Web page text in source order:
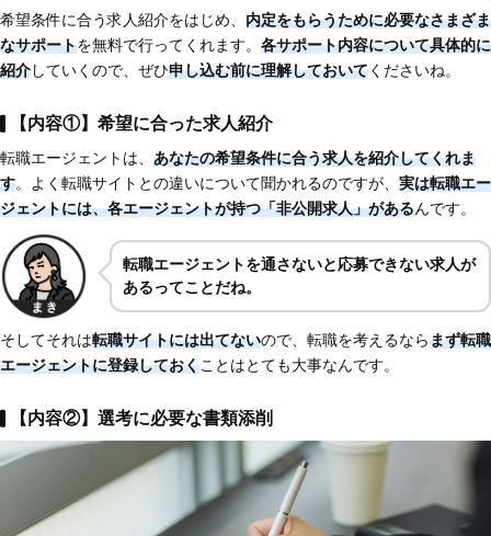
希望条件に合う求人紹介をはじめ、 内定をもらうために必要なさまざま
なサポートを無料で行ってくれます。 各サポート内容について具体的に
紹介していくので、ぜひ申し込む前に理解しておいてくださいね。
【内容①】希望に合った求人紹介
転職エージェントは、 あなたの希望条件に合う求人を紹介してくれま
す。よく転職サイトとの違いについて聞かれるのですが、 実は転職エー
ジェントには、各エージェントが持つ「非公開求人」があるんです。
転職エージェントを通さないと応募できない求人が
あるってことだね。
そしてそれは転職サイトには出てないので、転職を考えるならまず転職
エージェントに登録しておくことはとても大事なんです。
【内容②】選考に必要な書類添削